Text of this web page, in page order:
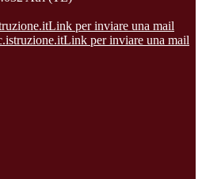
Link per inviare una mail
Link per inviare una mail